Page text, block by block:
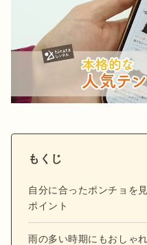
もくじ
自分に合ったポンチョを
ポイント
雨の多い時期にもおしゃ